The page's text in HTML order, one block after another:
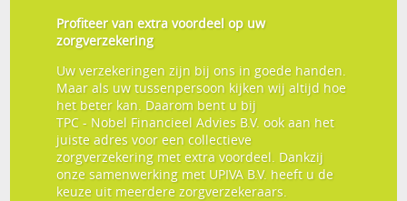
Profiteer van extra voordeel op uw
zorgverzekering
Uw verzekeringen zijn bij ons in goede handen.
Maar als uw tussenpersoon kijken wij altijd hoe
het beter kan. Daarom bent u bij
TPC - Nobel Financieel Advies B.V. ook aan het
juiste adres voor een collectieve
zorgverzekering met extra voordeel. Dankzij
onze samenwerking met UPIVA B.V. heeft u de
keuze uit meerdere zorgverzekeraars.